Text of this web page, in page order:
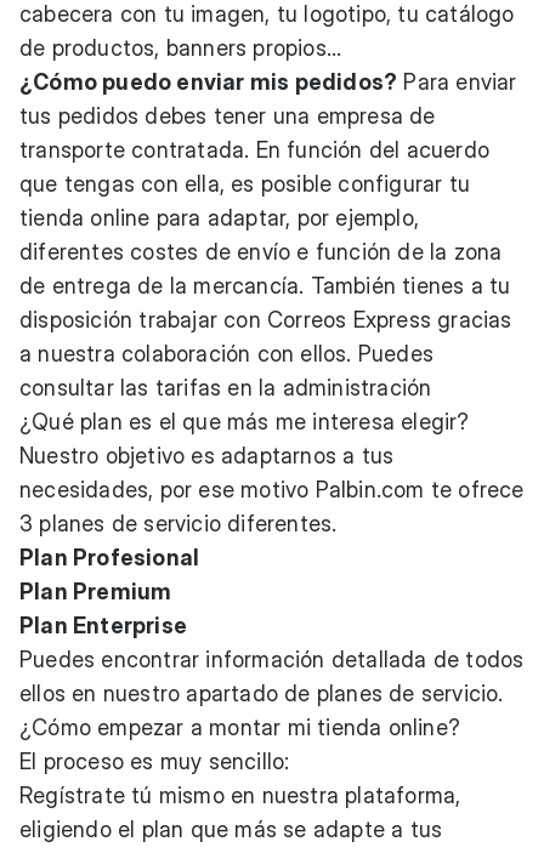
cabecera con tu imagen, tu logotipo, tu catálogo
de productos, banners propios...
¿Cómo puedo enviar mis pedidos? Para enviar
tus pedidos debes tener una empresa de
transporte contratada. En función del acuerdo
que tengas con ella, es posible configurar tu
tienda online para adaptar, por ejemplo,
diferentes costes de envío e función de la zona
de entrega de la mercancía. También tienes a tu
disposición trabajar con Correos Express gracias
a nuestra colaboración con ellos. Puedes
consultar las tarifas en la administración
¿Qué plan es el que más me interesa elegir?
Nuestro objetivo es adaptarnos a tus
necesidades, por ese motivo Palbin.com te ofrece
3 planes de servicio diferentes.
Plan Profesional
Plan Premium
Plan Enterprise
Puedes encontrar información detallada de todos
ellos en nuestro apartado de planes de servicio.
¿Cómo empezar a montar mi tienda online?
El proceso es muy sencillo:
Regístrate tú mismoen nuestra plataforma,
eligiendo el plan que más se adapte a tus